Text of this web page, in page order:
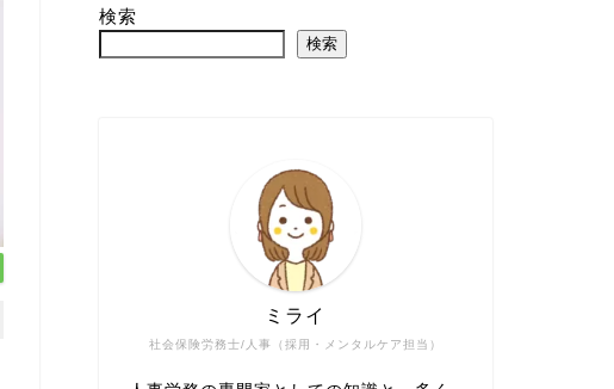
検索
検索
社会保険労務士/人事（採用・メンタルケア担当）
ミライ